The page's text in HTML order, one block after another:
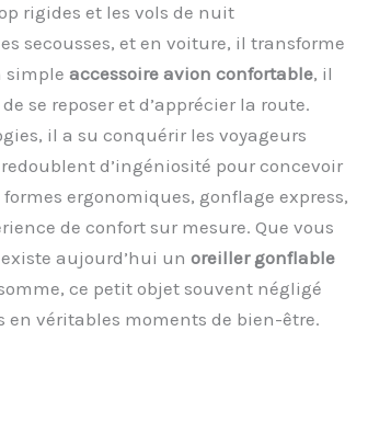
rigides et les vols de nuit
secousses, et en voiture, il transforme
simple accessoire avion confortable, il
se reposer et d’apprécier la route.
il a su conquérir les voyageurs
d’ingéniosité pour concevoir
ergonomiques, gonflage express,
de confort sur mesure. Que vous
aujourd’hui un oreiller gonflable
ce petit objet souvent négligé
en véritables moments de bien-être.